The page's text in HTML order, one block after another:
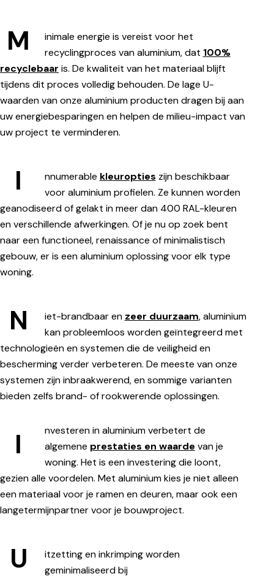
M
inimale energie is vereist voor het
recyclingproces van aluminium, dat 100%
recyclebaar is. De kwaliteit van het materiaal blijft
tijdens dit proces volledig behouden. De lage U-
waarden van onze aluminium producten dragen bij aan
uw energiebesparingen en helpen de milieu-impact van
uw project te verminderen.
I nnumerable kleuropties zijn beschikbaar
voor aluminium profielen. Ze kunnen worden
geanodiseerd of gelakt in meer dan 400 RAL-kleuren
en verschillende afwerkingen. Of je nu op zoek bent
naar een functioneel, renaissance of minimalistisch
gebouw, er is een aluminium oplossing voor elk type
woning.
N iet-brandbaar en zeer duurzaam, aluminium
kan probleemloos worden geïntegreerd met
technologieën en systemen die de veiligheid en
bescherming verder verbeteren. De meeste van onze
systemen zijn inbraakwerend, en sommige varianten
bieden zelfs brand- of rookwerende oplossingen.
I
nvesteren in aluminium verbetert de
algemene prestaties en waarde van je
woning. Het is een investering die loont,
gezien alle voordelen. Met aluminium kies je niet alleen
een materiaal voor je ramen en deuren, maar ook een
langetermijnpartner voor je bouwproject.
U
itzetting en inkrimping worden
geminimaliseerd bij